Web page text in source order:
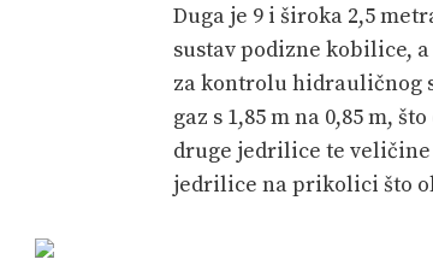
Duga je 9 i široka 2,5
sustav podizne kobilice,
za kontrolu hidrauličnog
gaz s 1,85 m na 0,85 m,
druge jedrilice te veličine
jedrilice na prikolici što